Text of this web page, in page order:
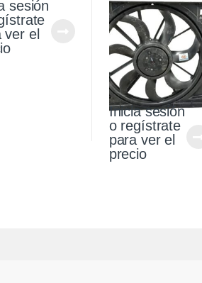
sesión
ver el
Inicia sesión
o regístrate
para ver el
precio